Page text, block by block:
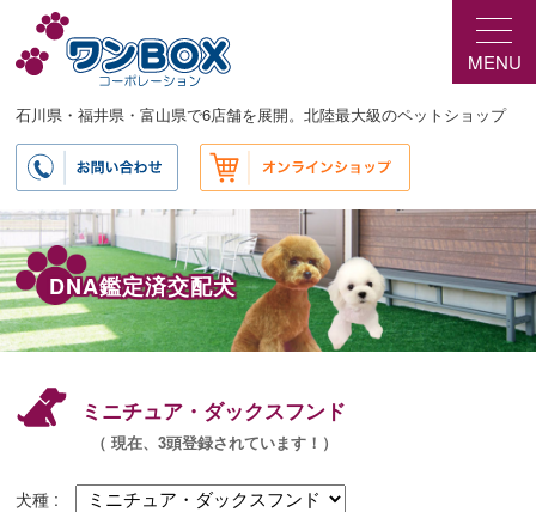
ン
ン
ツ
へ
移
動
コ
テ
へ
移
動
MENU
石川県・福井県・富山県で6店舗を展開。北陸最大級のペットショップ
DNA鑑定済交配犬
ミニチュア・ダックスフンド
（ 現在、3頭登録されています！）
犬種 :